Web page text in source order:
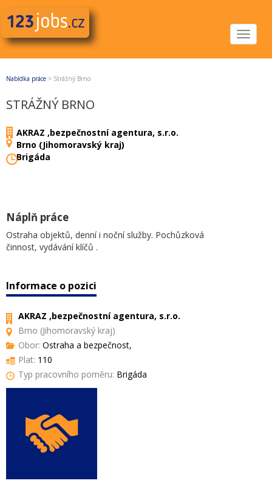
Toggle
Nabídka práce > Strážný Brno
STRÁŽNÝ BRNO
AKRAZ ,bezpečnostní agentura, s.r.o.
Brno (Jihomoravský kraj)
Brigáda
Náplň práce
Ostraha objektů, denní i noční služby. Pochůzková
činnost, vydávání klíčů .
Informace o pozici
AKRAZ ,bezpečnostní agentura, s.r.o.
Brno (Jihomoravský kraj)
Obor: Ostraha a bezpečnost,
Plat: 110
Typ pracovního poměru: Brigáda